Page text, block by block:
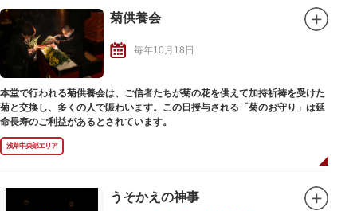
トを楽しみ、夜までやっている縁日まで過ごせば1日たっぷり満喫できま
す。
※各イベント内容や日程等は公式サイトでご確認の上、お出掛けください。
菊供養会
毎年10月18日
本堂で行われる菊供養会は、ご信者たちが菊の花を供えて加持祈祷を受けた
菊と交換し、多くの人で賑わいます。この日授与される「菊のお守り」は延
命長寿のご利益があるとされています。
浅草中央部エリア
うそかえの神事